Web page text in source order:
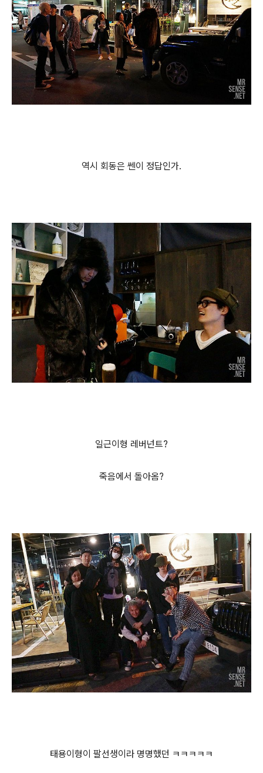
역시 회동은 쎈이 정답인가.
일근이형 레버넌트?
죽음에서 돌아옴?
태용이형이 팔선생이라 명명했던 ㅋㅋㅋㅋㅋ